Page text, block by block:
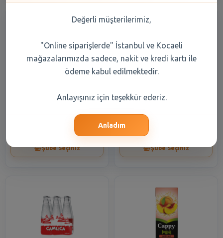
Klasik 200 gr
Şube Seçiniz
Meyve Suyu 200 ml
Şube Seçiniz
Değerli müşterilerimiz,
"Online siparişlerde" İstanbul ve Kocaeli
mağazalarımızda sadece, nakit ve kredi kartı ile
ödeme kabul edilmektedir.
Anlayışınız için teşekkür ederiz.
Anladım